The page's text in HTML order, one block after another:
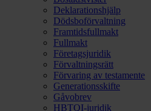
Deklarationshjälp
Dödsboförvaltning
Framtidsfullmakt
Fullmakt
Företagsjuridik
Förvaltningsrätt
Förvaring av testamente
Generationsskifte
Gåvobrev
HBTQI-juridik